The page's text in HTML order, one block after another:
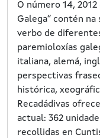
O número 14,
Galega” contén na
verbo de
paremioloxías
italiana, alemá,
perspectivas
histórica,
Recadádivas
actual: 362
recollidas en